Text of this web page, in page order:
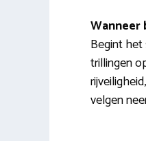
Wanneer
Begint het
trillingen
velgen